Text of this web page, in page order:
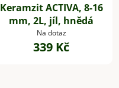
Keramzit ACTIVA, 8-16
mm, 2L, jíl, hnědá
Na dotaz
339 Kč